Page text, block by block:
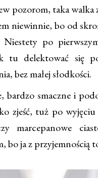
pozorom, taka walka
niewinnie, bo od
Niestety po
tu delektować się
bez małej słodkości.
bardzo smaczne i
zjeść, tuż po
marcepanowe
bo ja z przyjemnością